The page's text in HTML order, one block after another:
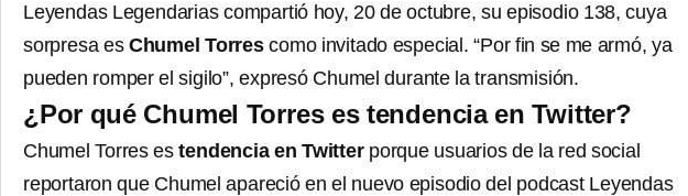
Leyendas Legendarias compartió hoy, 20 de octubre, su episodio 138, cuya
sorpresa es Chumel Torrescomo invitado especial. “Por fin se me armó, ya
pueden romper el sigilo”, expresó Chumel durante la transmisión.
¿Por qué Chumel Torres es tendencia en Twitter?
Chumel Torres estendencia en Twitter porque usuarios de la red social
reportaron que Chumel apareció en el nuevo episodio del podcast Leyendas